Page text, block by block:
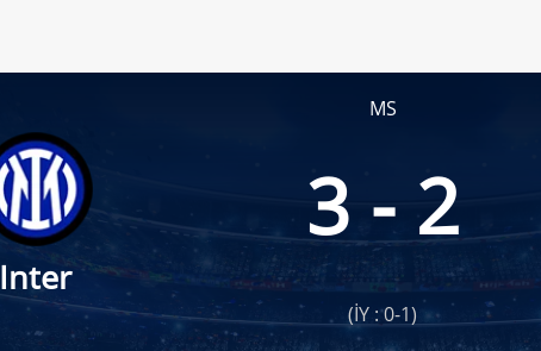
MS
Inter
3 - 2
(İY : 0-1)